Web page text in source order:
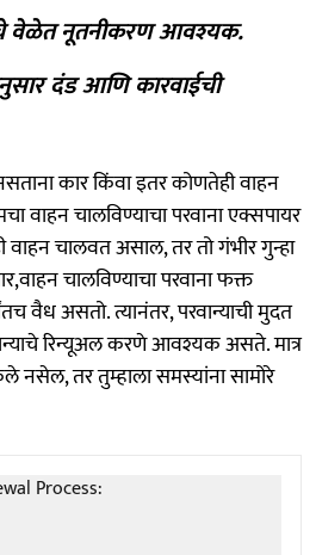
वेळेत नूतनीकरण आवश्यक.
दंड आणि कारवाईची
कार किंवा इतर कोणतेही वाहन
वाहन चालविण्याचा परवाना एक्सपायर
चालवत असाल, तर तो गंभीर गुन्हा
चालविण्याचा परवाना फक्त
वैध असतो. त्यानंतर, परवान्याची मुदत
रिन्यूअल करणे आवश्यक असते. मात्र
नसेल, तर तुम्हाला समस्यांना सामोरे